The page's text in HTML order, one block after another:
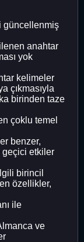
güncellenmiş
anahtar
yok
kelimeler
çıkmasıyla
birinden taze
çoklu temel
benzer,
etkiler
İlgili birincil
özellikler,
ile
ve